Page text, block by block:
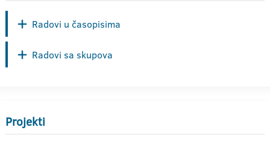
Radovi u časopisima
Radovi sa skupova
Projekti